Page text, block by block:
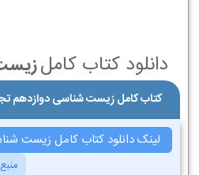
دانلود کتاب کامل
کتاب کامل زیست شناسی دوازدهم
لینک دانلود کتاب کامل زیست